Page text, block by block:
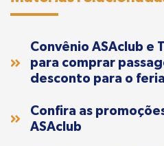
Convênio ASAclub e
para comprar
desconto para o
Confira as
ASAclub